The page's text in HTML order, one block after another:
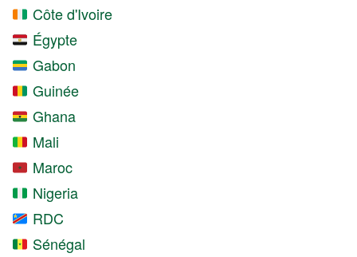
Côte d'Ivoire
Égypte
Gabon
Guinée
Ghana
Mali
Maroc
Nigeria
RDC
Sénégal